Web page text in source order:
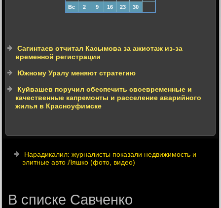
Вс
2 9 16 23 30
Сагинтаев отчитал Касымова за ажиотаж из-за
временной регистрации
Южному Уралу меняют стратегию
Куйвашев поручил обеспечить своевременные и
качественные капремонты и расселение аварийного
жилья в Красноуфимске
Нарадикалил: журналисты показали недвижимость и
элитные авто Ляшко (фото, видео)
В списке Савченко